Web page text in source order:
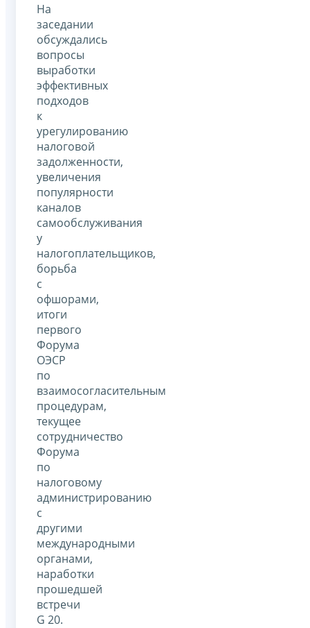
На
заседании
обсуждались
вопросы
выработки
эффективных
подходов
к
урегулированию
налоговой
задолженности,
увеличения
популярности
каналов
самообслуживания
у
налогоплательщиков,
борьба
с
офшорами,
итоги
первого
Форума
ОЭСР
по
взаимосогласительным
процедурам,
текущее
сотрудничество
Форума
по
налоговому
администрированию
с
другими
международными
органами,
наработки
прошедшей
встречи
G 20.